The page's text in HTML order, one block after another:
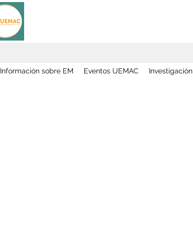
Información sobre EM Eventos UEMAC Investigación